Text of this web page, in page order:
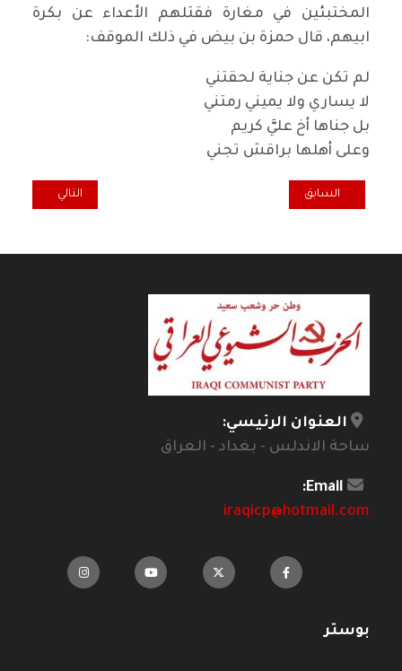
المختبئين في مغارة فقتلهم الأعداء عن بكرة
ابيهم، قال حمزة بن بيض في ذلك الموقف:
لم تكن عن جناية لحقتني
لا يساري ولا يميني رمتني
بل جناها أخ عليَّ كريم
وعلى أهلها براقش تجني
المقال السابق: العولمة الرأسمالية وفعالية الدولة الوطنية
السابق المقال التالي:
التالي
العنوان الرئيسي:
ساحة الاندلس - بغداد - العراق
Email:
iraqicp@hotmail.com
بوستر